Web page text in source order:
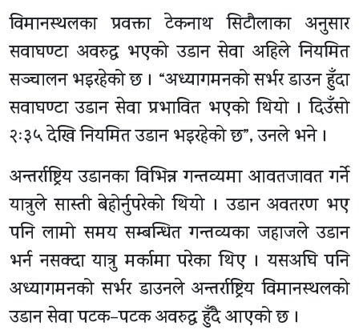
विमानस्थलका प्रवक्ता टेकनाथ सिटौलाका अनुसार
सवाघण्टा अवरुद्ध भएको उडान सेवा अहिले नियमित
सञ्चालन भइरहेको छ । “अध्यागमनको सर्भर डाउन हुँदा
सवाघण्टा उडान सेवा प्रभावित भएको थियो । दिउँसो
२ः३५ देखि नियमित उडान भइरहेको छ”, उनले भने ।
अन्तर्राष्ट्रिय उडानका विभिन्न गन्तव्यमा आवतजावत गर्ने
यात्रुले सास्ती बेहोर्नुपरेको थियो । उडान अवतरण भए
पनि लामो समय सम्बन्धित गन्तव्यका जहाजले उडान
भर्न नसक्दा यात्रु मर्कामा परेका थिए । यसअघि पनि
अध्यागमनको सर्भर डाउनले अन्तर्राष्ट्रिय विमानस्थलको
उडान सेवा पटक–पटक अवरुद्ध हुँदै आएको छ ।